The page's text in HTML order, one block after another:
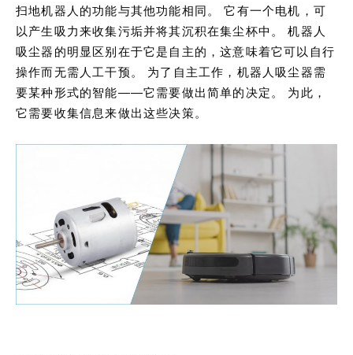
扫地机器人的功能与其他功能相同。 它有一个电机，可
以产生吸力来收集污垢并将其沉积在集尘杯中。 机器人
吸尘器的明显区别在于它是自主的，这意味着它可以自行
操作而无需人工干预。 为了自主工作，机器人吸尘器需
要某种形式的智能——它需要做出简单的决定。 为此，
它需要收集信息来做出这些决策。